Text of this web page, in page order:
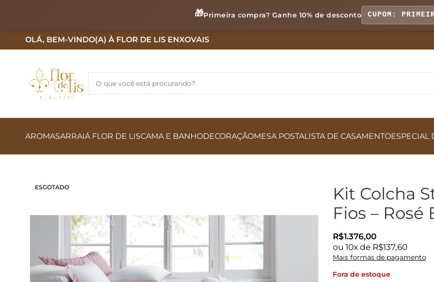
🎁Primeira compra? Ganhe 10% de desconto CUPOM:
OLÁ, BEM-VINDO(A) À FLOR DE LIS ENXOVAIS
AROMASARRAIÁ FLOR DE LISCAMA E BANHODECORAÇÃOMESA POSTALISTA DE CASAMENTOESPECIAL
ESGOTADO
Kit Colcha
Fios – Rosé
R$1.376,00
ou 10x de R$137,60
Mais formas de pagamento
Fora de estoque